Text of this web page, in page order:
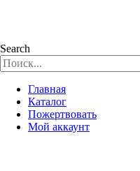
Search
Главная
Каталог
Пожертвовать
Мой аккаунт